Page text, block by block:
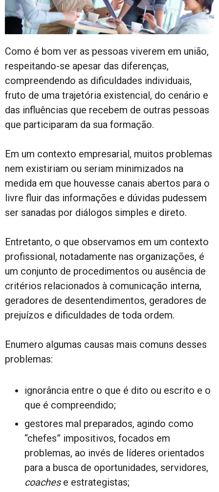
Como é bom ver as pessoas viverem em união,
respeitando-se apesar das diferenças,
compreendendo as dificuldades individuais,
fruto de uma trajetória existencial, do cenário e
das influências que recebem de outras pessoas
que participaram da sua formação.
Em um contexto empresarial, muitos problemas
nem existiriam ou seriam minimizados na
medida em que houvesse canais abertos para o
livre fluir das informações e dúvidas pudessem
ser sanadas por diálogos simples e direto.
Entretanto, o que observamos em um contexto
profissional, notadamente nas organizações, é
um conjunto de procedimentos ou ausência de
critérios relacionados à comunicação interna,
geradores de desentendimentos, geradores de
prejuízos e dificuldades de toda ordem.
Enumero algumas causas mais comuns desses
problemas:
ignorância entre o que é dito ou escrito e o
que é compreendido;
gestores mal preparados, agindo como
“chefes” impositivos, focados em
problemas, ao invés de líderes orientados
para a busca de oportunidades, servidores,
coachese estrategistas;